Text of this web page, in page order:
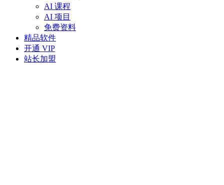
AI 课程
AI 项目
免费资料
精品软件
开通 VIP
站长加盟